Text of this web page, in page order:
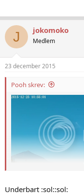
J jokomoko
Medlem
23 december 2015
Pooh skrev:
Underbart :sol::sol: